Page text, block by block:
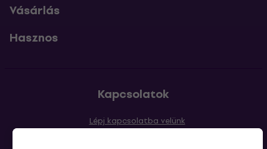
Vásárlás
Hasznos
Kapcsolatok
Lépj kapcsolatba velünk